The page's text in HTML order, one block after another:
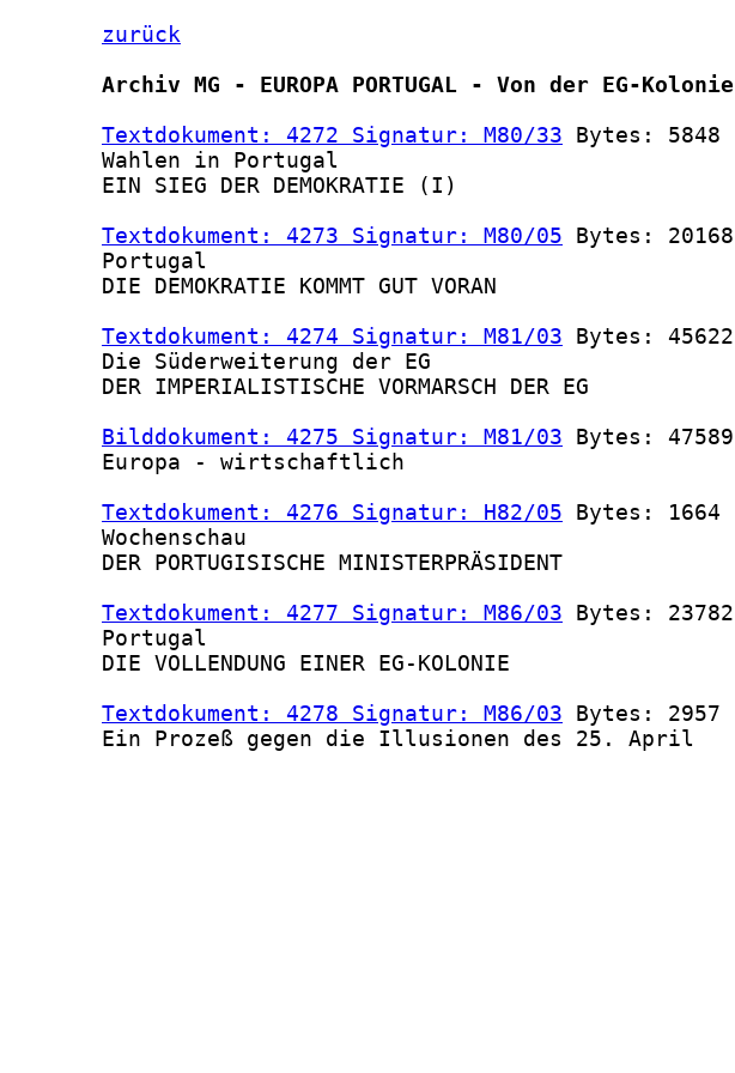
zurück
Archiv MG - EUROPA PORTUGAL - Von der EG-Kolonie
Textdokument: 4272 Signatur: M80/33 Bytes: 5848
       Wahlen in Portugal
       EIN SIEG DER DEMOKRATIE (I)
Textdokument: 4273 Signatur: M80/05 Bytes: 20168
       Portugal
       DIE DEMOKRATIE KOMMT GUT VORAN
Textdokument: 4274 Signatur: M81/03 Bytes: 45622
       Die Süderweiterung der EG
       DER IMPERIALISTISCHE VORMARSCH DER EG
Bilddokument: 4275 Signatur: M81/03 Bytes: 47589
       Europa - wirtschaftlich
Textdokument: 4276 Signatur: H82/05 Bytes: 1664
       Wochenschau
       DER PORTUGISISCHE MINISTERPRÄSIDENT
Textdokument: 4277 Signatur: M86/03 Bytes: 23782
       Portugal
       DIE VOLLENDUNG EINER EG-KOLONIE
Textdokument: 4278 Signatur: M86/03 Bytes: 2957
       Ein Prozeß gegen die Illusionen des 25. April